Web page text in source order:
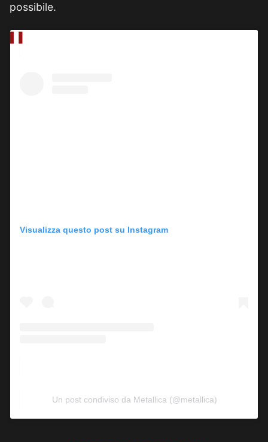
possibile.
Visualizza questo post su Instagram
Un post condiviso da Metallica (@metallica)